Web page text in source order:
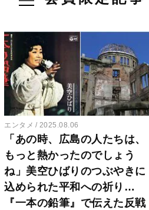
エンタメ 2025.08.06
「あの時、広島の人たちは、
もっと熱かったのでしょう
ね」美空ひばりのつぶやきに
込められた平和への祈り…
『一本の鉛筆』で伝えた反戦